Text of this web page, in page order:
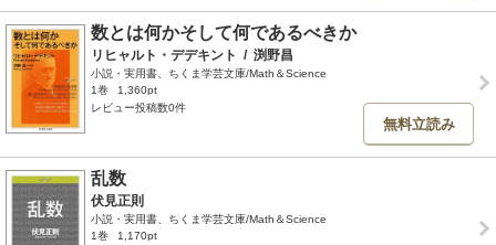
数とは何かそして何であるべきか
リヒャルト・デデキント / 渕野昌
小説・実用書、ちくま学芸文庫/Math＆Science
1巻
1,360pt
レビュー投稿数0件
無料立読み
乱数
伏見正則
小説・実用書、ちくま学芸文庫/Math＆Science
1巻
1,170pt